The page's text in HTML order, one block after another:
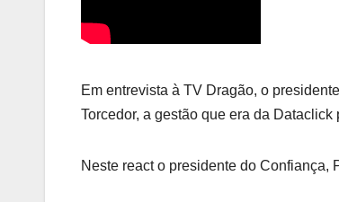
Em entrevista à TV Dragão, o
Torcedor, a gestão que era da
Neste react o presidente do Confiança,